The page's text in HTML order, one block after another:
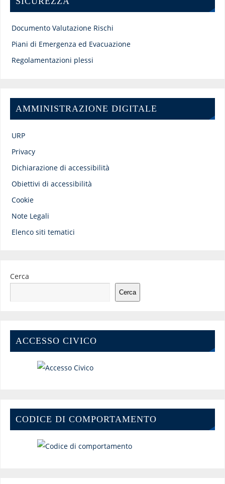
Documento Valutazione Rischi
Piani di Emergenza ed Evacuazione
Regolamentazioni plessi
AMMINISTRAZIONE DIGITALE
URP
Privacy
Dichiarazione di accessibilità
Obiettivi di accessibilità
Cookie
Note Legali
Elenco siti tematici
Cerca
Cerca
ACCESSO CIVICO
CODICE DI COMPORTAMENTO